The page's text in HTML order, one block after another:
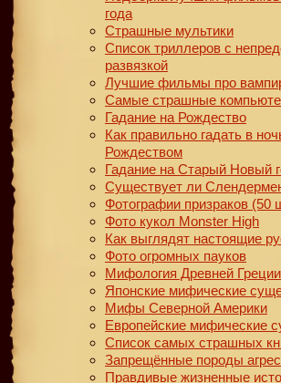
года
Страшные мультики
Список триллеров с
развязкой
Лучшие фильмы про
Самые страшные
Гадание на Рождество
Как правильно гадать в
Рождеством
Гадание на Старый Новый
Существует ли
Фотографии призраков (50
Фото кукол Monster High
Как выглядят настоящие
Фото огромных пауков
Мифология Древней Греции
Японские мифические
Мифы Северной Америки
Европейские мифические
Список самых страшных
Запрещённые породы
Правдивые жизненные